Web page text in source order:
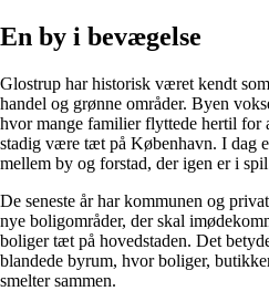
En by i bevægelse
Glostrup har historisk været kendt
handel og grønne områder. Byen
hvor mange familier flyttede hertil for
stadig være tæt på København. I dag
mellem by og forstad, der igen er i
De seneste år har kommunen og
nye boligområder, der skal
boliger tæt på hovedstaden. Det
blandede byrum, hvor boliger,
smelter sammen.